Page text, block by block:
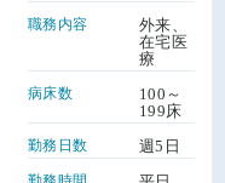
職務内容
外来、
在宅医
療
病床数
100～
199床
勤務日数 週5日